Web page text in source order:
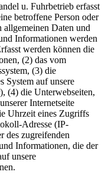
u. Fuhrbetrieb erfasst
betroffene Person oder
allgemeinen Daten und
Informationen werden
werden können die
(2) das vom
(3) die
System auf unsere
(4) die Unterwebseiten,
Internetseite
Uhrzeit eines Zugriffs
Adresse (IP-
des zugreifenden
Informationen, die der
unsere